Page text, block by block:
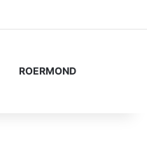
ROERMOND